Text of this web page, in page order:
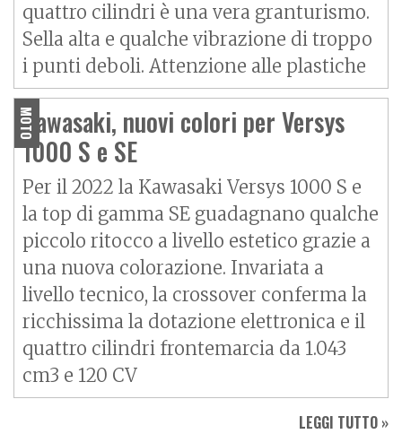
quattro cilindri è una vera granturismo.
Sella alta e qualche vibrazione di troppo
i punti deboli. Attenzione alle plastiche
MOTO
Kawasaki, nuovi colori per Versys
1000 S e SE
Per il 2022 la Kawasaki Versys 1000 S e
la top di gamma SE guadagnano qualche
piccolo ritocco a livello estetico grazie a
una nuova colorazione. Invariata a
livello tecnico, la crossover conferma la
ricchissima la dotazione elettronica e il
quattro cilindri frontemarcia da 1.043
cm3 e 120 CV
LEGGI TUTTO »